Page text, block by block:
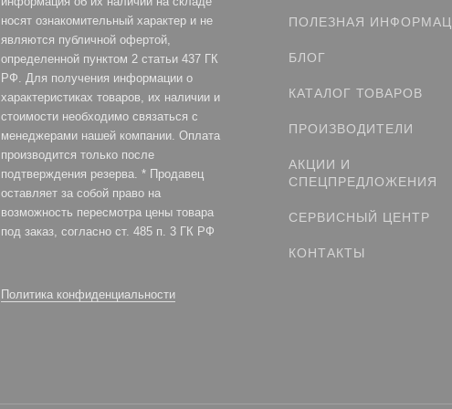
носят ознакомительный характер и не
являются публичной офертой,
определенной пунктом 2 статьи 437 ГК
РФ. Для получения информации о
характеристиках товаров, их наличии и
стоимости необходимо связаться с
менеджерами нашей компании. Оплата
производится только после
подтверждения резерва. * Продавец
оставляет за собой право на
возможность пересмотра цены товара
под заказ, согласно ст. 485 п. 3 ГК РФ
Политика конфиденциальности
ПОЛЕЗНАЯ
БЛОГ
КАТАЛОГ ТОВАРОВ
ПРОИЗВОДИТЕЛИ
АКЦИИ И
СПЕЦПРЕДЛОЖЕНИЯ
СЕРВИСНЫЙ ЦЕНТР
КОНТАКТЫ